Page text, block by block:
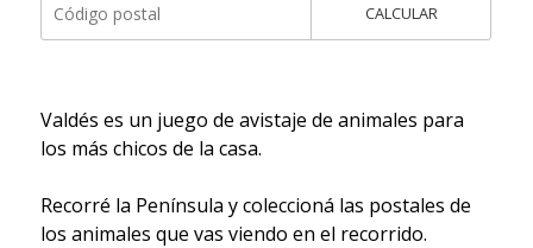
CALCULAR
Valdés es un juego de avistaje de animales para
los más chicos de la casa.
Recorré la Península y coleccioná las postales de
los animales que vas viendo en el recorrido.